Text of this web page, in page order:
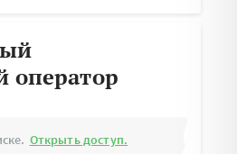
оператор
Открыть доступ.